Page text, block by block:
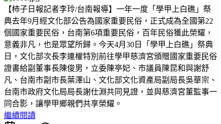
【柿子日報記者李玲/台南報導】一年一度「學甲上白礁」祭
典去年9月經文化部公告為國家重要民俗，正式成為全國第22
個國家重要民俗，台南第6項重要民俗，百年民俗獲此榮耀，
意義非凡，也是眾望所歸。今天4月30日「學甲上白礁」祭典
日，文化部次長李連權特別前往學甲慈濟宮頒贈國家重要民俗
證書給副董事長陳俊男，立委陳亭妃、市議員陳昆和與謝舒
凡、台南市副市長葉澤山、文化部文化資產局副局長吳華宗、
台南市政府文化局局長謝仕淵共同見證，並與慈濟宮董監事一
同合影，讓學甲鄉親們共享榮耀。
繼續閱讀